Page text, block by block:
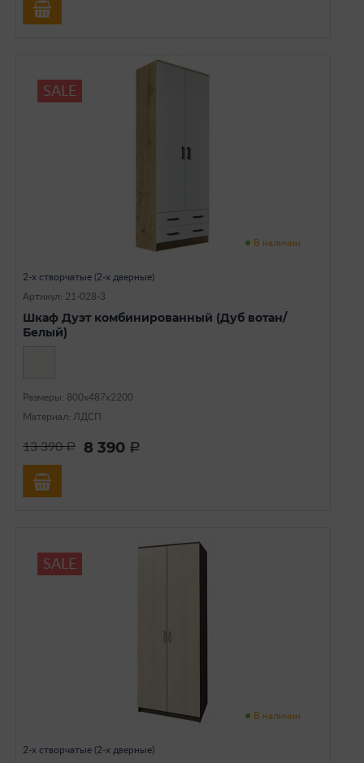
SALE
В наличии
2-х створчатые (2-х дверные)
Артикул: 21-028-3
Шкаф Дуэт комбинированный (Дуб вотан/
Белый)
Размеры: 800х487х2200
Материал: ЛДСП
13 390a 8 390 a
SALE
В наличии
2-х створчатые (2-х дверные)